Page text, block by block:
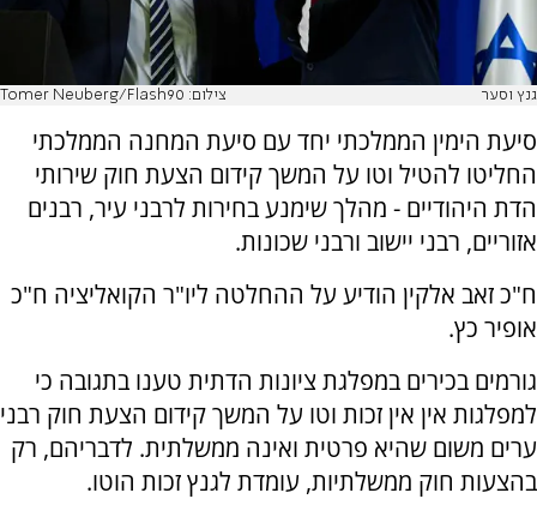
גנץ וסער צילום: Tomer Neuberg/Flash90
סיעת הימין הממלכתי יחד עם סיעת המחנה הממלכתי
החליטו להטיל וטו על המשך קידום הצעת חוק שירותי
הדת היהודיים - מהלך שימנע בחירות לרבני עיר, רבנים
אזוריים, רבני יישוב ורבני שכונות.
ח"כ זאב אלקין הודיע על ההחלטה ליו"ר הקואליציה ח"כ
אופיר כץ.
גורמים בכירים במפלגת ציונות הדתית טענו בתגובה כי
למפלגות אין אין זכות וטו על המשך קידום הצעת חוק רבני
ערים משום שהיא פרטית ואינה ממשלתית. לדבריהם, רק
בהצעות חוק ממשלתיות, עומדת לגנץ זכות הוטו.